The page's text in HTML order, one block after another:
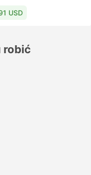
USD
robić